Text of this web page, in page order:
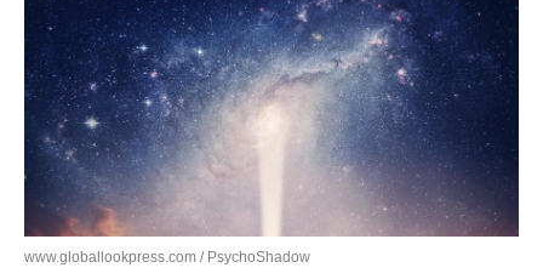
www.globallookpress.com / PsychoShadow